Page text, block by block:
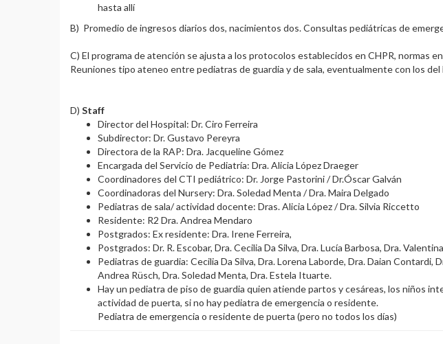
hasta allí
B) Promedio de ingresos diarios dos, nacimientos dos. Consultas pediátricas de
C) El programa de atención se ajusta a los protocolos establecidos en CHPR, normas
Reuniones tipo ateneo entre pediatras de guardia y de sala, eventualmente con los del
D) Staff
Director del Hospital: Dr. Ciro Ferreira
Subdirector: Dr. Gustavo Pereyra
Directora de la RAP: Dra. Jacqueline Gómez
Encargada del Servicio de Pediatría: Dra. Alicia López Draeger
Coordinadores del CTI pediátrico: Dr. Jorge Pastorini / Dr.Óscar Galván
Coordinadoras del Nursery: Dra. Soledad Menta / Dra. Maira Delgado
Pediatras de sala/ actividad docente: Dras. Alicia
Residente: R2 Dra. Andrea Mendaro
Postgrados: Ex residente: Dra. Irene Ferreira,
Postgrados: Dr. R. Escobar, Dra. Cecilia Da Silva, Dra. Lucía Barbosa, Dra.
Pediatras de guardia: Cecilia Da Silva, Dra. Lorena Laborde, Dra. Daian Contardi,
Andrea Rüsch, Dra. Soledad Menta, Dra. Estela Ituarte.
Hay un pediatra de piso de guardia quien atiende partos y cesáreas, los niños
actividad de puerta, si no hay pediatra de emergencia o residente.
Pediatra de emergencia o residente de puerta (pero no todos los días)